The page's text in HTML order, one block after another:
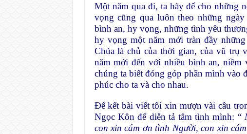
Một năm qua đi, ta hãy để cho những
vọng cũng qua luôn theo những
bình an, hy vọng, những tình yêu
hy vọng một năm mới tràn đầy
Chúa là chủ của thời gian, của vũ trụ
năm mới đến với nhiều bình an,
chúng ta biết đóng góp phần mình vào
phúc cho ta và cho nhau.
Để kết bài viết tôi xin mượn vài câu
Ngọc Kôn để diễn tả tâm tình mình: “
con xin cám ơn tình Người, con xin